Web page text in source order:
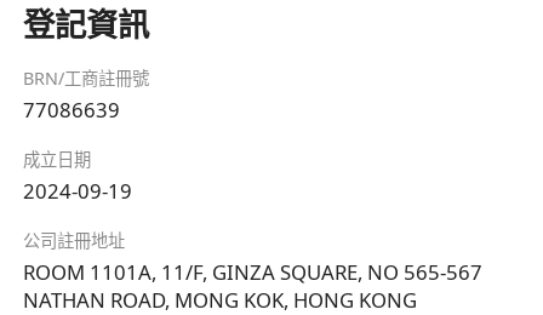
登記資訊
BRN/工商註冊號
77086639
成立日期
2024-09-19
公司註冊地址
ROOM 1101A, 11/F, GINZA SQUARE, NO 565-567
NATHAN ROAD, MONG KOK, HONG KONG